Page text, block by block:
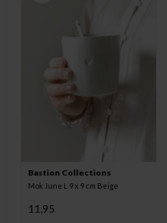
Bastion Collections
Mok June L 9 x 9 cm Beige
11,95